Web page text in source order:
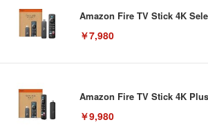
Amazon Fire TV Stick 4K
￥7,980
Amazon Fire TV Stick 4K
￥9,980